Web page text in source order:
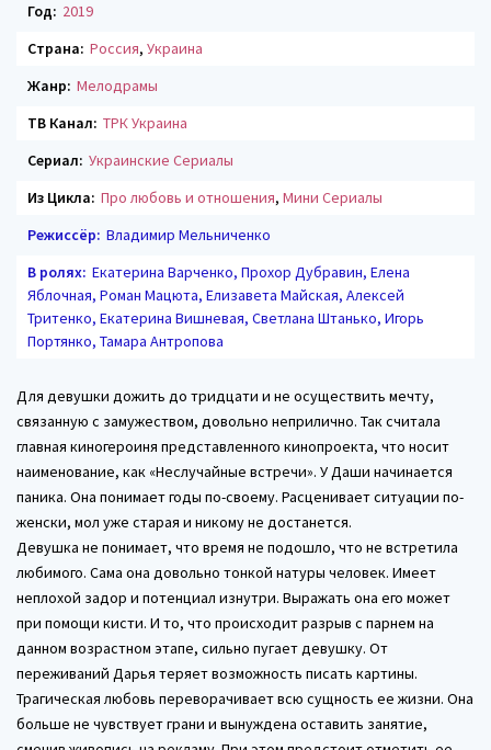
Год: 2019
Страна: Россия, Украина
Жанр: Мелодрамы
ТВ Канал: ТРК Украина
Сериал: Украинские Сериалы
Из Цикла: Про любовь и отношения, Мини Сериалы
Режиссёр: Владимир Мельниченко
В ролях: Екатерина Варченко, Прохор Дубравин, Елена
Яблочная, Роман Мацюта, Елизавета Майская, Алексей
Тритенко, Екатерина Вишневая, Светлана Штанько, Игорь
Портянко, Тамара Антропова
Для девушки дожить до тридцати и не осуществить мечту,
связанную с замужеством, довольно неприлично. Так считала
главная киногероиня представленного кинопроекта, что носит
наименование, как «Неслучайные встречи». У Даши начинается
паника. Она понимает годы по-своему. Расценивает ситуации по-
женски, мол уже старая и никому не достанется.
Девушка не понимает, что время не подошло, что не встретила
любимого. Сама она довольно тонкой натуры человек. Имеет
неплохой задор и потенциал изнутри. Выражать она его может
при помощи кисти. И то, что происходит разрыв с парнем на
данном возрастном этапе, сильно пугает девушку. От
переживаний Дарья теряет возможность писать картины.
Трагическая любовь переворачивает всю сущность ее жизни. Она
больше не чувствует грани и вынуждена оставить занятие,